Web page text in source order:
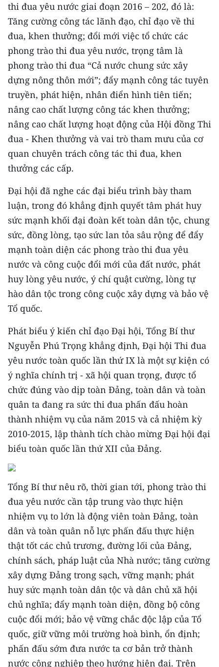
thi đua yêu nước giai đoạn 2016 – 202, đó là:
Tăng cường công tác lãnh đạo, chỉ đạo về thi
đua, khen thưởng; đổi mới việc tổ chức các
phong trào thi đua yêu nước, trọng tâm là
phong trào thi đua “Cả nước chung sức xây
dựng nông thôn mới”; đẩy mạnh công tác tuyên
truyền, phát hiện, nhân điển hình tiên tiến;
nâng cao chất lượng công tác khen thưởng;
nâng cao chất lượng hoạt động của Hội đồng Thi
đua - Khen thưởng và vai trò tham mưu của cơ
quan chuyên trách công tác thi đua, khen
thưởng các cấp.
Đại hội đã nghe các đại biểu trình bày tham
luận, trong đó khẳng định quyết tâm phát huy
sức mạnh khối đại đoàn kết toàn dân tộc, chung
sức, đồng lòng, tạo sức lan tỏa sâu rộng để đẩy
mạnh toàn diện các phong trào thi đua yêu
nước và công cuộc đổi mới của đất nước, phát
huy lòng yêu nước, ý chí quật cường, lòng tự
hào dân tộc trong công cuộc xây dựng và bảo vệ
Tổ quốc.
Phát biểu ý kiến chỉ đạo Đại hội, Tổng Bí thư
Nguyễn Phú Trọng khẳng định, Đại hội Thi đua
yêu nước toàn quốc lần thứ IX là một sự kiện có
ý nghĩa chính trị - xã hội quan trọng, được tổ
chức đúng vào dịp toàn Đảng, toàn dân và toàn
quân ta đang ra sức thi đua phấn đấu hoàn
thành nhiệm vụ của năm 2015 và cả nhiệm kỳ
2010-2015, lập thành tích chào mừng Đại hội đại
biểu toàn quốc lần thứ XII của Đảng.
Tổng Bí thư nêu rõ, thời gian tới, phong trào thi
đua yêu nước cần tập trung vào thực hiện
nhiệm vụ to lớn là động viên toàn Đảng, toàn
dân và toàn quân nỗ lực phấn đấu thực hiện
thật tốt các chủ trương, đường lối của Đảng,
chính sách, pháp luật của Nhà nước; tăng cường
xây dựng Đảng trong sạch, vững mạnh; phát
huy sức mạnh toàn dân tộc và dân chủ xã hội
chủ nghĩa; đẩy mạnh toàn diện, đồng bộ công
cuộc đổi mới; bảo vệ vững chắc độc lập của Tổ
quốc, giữ vững môi trường hoà bình, ổn định;
phấn đấu sớm đưa nước ta cơ bản trở thành
nước công nghiệp theo hướng hiện đại. Trên